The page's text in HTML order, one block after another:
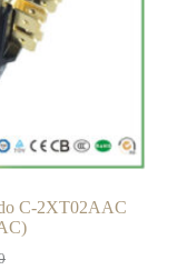
C-2XT02AAC